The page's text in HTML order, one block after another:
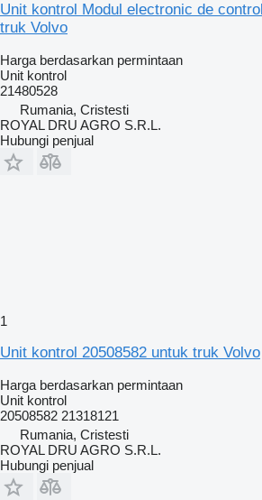
Unit kontrol Modul electronic de
truk Volvo
Harga berdasarkan permintaan
Unit kontrol
21480528
Rumania, Cristesti
ROYAL DRU AGRO S.R.L.
Hubungi penjual
1
Unit kontrol 20508582 untuk truk Volvo
Harga berdasarkan permintaan
Unit kontrol
20508582 21318121
Rumania, Cristesti
ROYAL DRU AGRO S.R.L.
Hubungi penjual